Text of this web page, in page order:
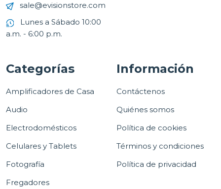
sale@evisionstore.com
Lunes a Sábado 10:00
a.m. - 6:00 p.m.
Categorías
Amplificadores de Casa
Audio
Electrodomésticos
Celulares y Tablets
Fotografía
Fregadores
Información
Contáctenos
Quiénes somos
Política de cookies
Términos y condiciones
Política de privacidad